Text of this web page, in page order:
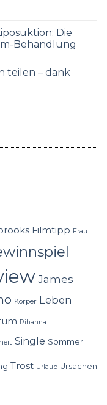
Die
Behandlung
teilen – dank
Filmtipp Frau
James
Körper Leben
Rihanna
Single Sommer
Trost Urlaub Ursachen